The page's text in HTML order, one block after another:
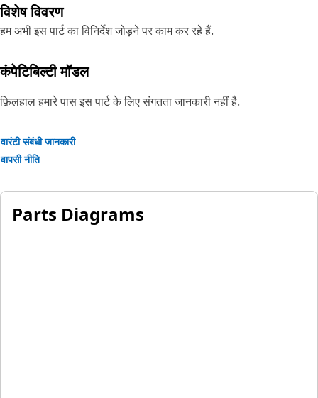
विशेष विवरण
हम अभी इस पार्ट का विनिर्देश जोड़ने पर काम कर रहे हैं.
कंपेटिबिल्टी मॉडल
फ़िलहाल हमारे पास इस पार्ट के लिए संगतता जानकारी नहीं है.
वारंटी संबंधी जानकारी
वापसी नीति
Parts Diagrams